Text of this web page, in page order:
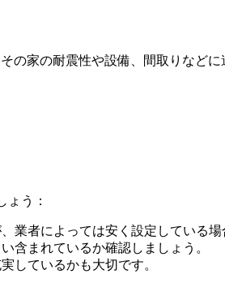
の家の耐震性や設備、間取りなど
ょう：
業者によっては安く設定している場
含まれているか確認しましょう。
しているかも大切です。